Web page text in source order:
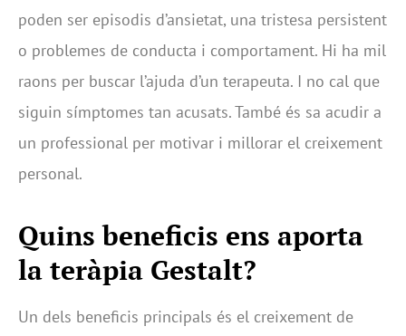
poden ser episodis d’ansietat, una tristesa persistent
o problemes de conducta i comportament. Hi ha mil
raons per buscar l’ajuda d’un terapeuta. I no cal que
siguin símptomes tan acusats. També és sa acudir a
un professional per motivar i millorar el creixement
personal.
Quins beneficis ens aporta
la teràpia Gestalt?
Un dels beneficis principals és el creixement de